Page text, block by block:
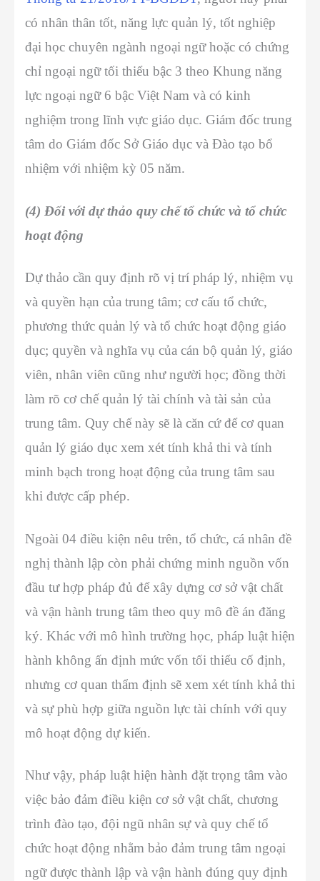
có nhân thân tốt, năng lực quản lý, tốt nghiệp
đại học chuyên ngành ngoại ngữ hoặc có chứng
chỉ ngoại ngữ tối thiểu bậc 3 theo Khung năng
lực ngoại ngữ 6 bậc Việt Nam và có kinh
nghiệm trong lĩnh vực giáo dục. Giám đốc trung
tâm do Giám đốc Sở Giáo dục và Đào tạo bổ
nhiệm với nhiệm kỳ 05 năm.
(4) Đối với dự thảo quy chế tổ chức và tổ chức
hoạt động
Dự thảo cần quy định rõ vị trí pháp lý, nhiệm vụ
và quyền hạn của trung tâm; cơ cấu tổ chức,
phương thức quản lý và tổ chức hoạt động giáo
dục; quyền và nghĩa vụ của cán bộ quản lý, giáo
viên, nhân viên cũng như người học; đồng thời
làm rõ cơ chế quản lý tài chính và tài sản của
trung tâm. Quy chế này sẽ là căn cứ để cơ quan
quản lý giáo dục xem xét tính khả thi và tính
minh bạch trong hoạt động của trung tâm sau
khi được cấp phép.
Ngoài 04 điều kiện nêu trên, tổ chức, cá nhân đề
nghị thành lập còn phải chứng minh nguồn vốn
đầu tư hợp pháp đủ để xây dựng cơ sở vật chất
và vận hành trung tâm theo quy mô đề án đăng
ký. Khác với mô hình trường học, pháp luật hiện
hành không ấn định mức vốn tối thiểu cố định,
nhưng cơ quan thẩm định sẽ xem xét tính khả thi
và sự phù hợp giữa nguồn lực tài chính với quy
mô hoạt động dự kiến.
Như vậy, pháp luật hiện hành đặt trọng tâm vào
việc bảo đảm điều kiện cơ sở vật chất, chương
trình đào tạo, đội ngũ nhân sự và quy chế tổ
chức hoạt động nhằm bảo đảm trung tâm ngoại
ngữ được thành lập và vận hành đúng quy định